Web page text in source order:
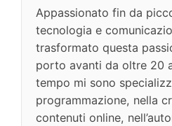
Appassionato fin da
tecnologia e
trasformato questa
porto avanti da oltre 20
tempo mi sono
programmazione, nella
contenuti online,